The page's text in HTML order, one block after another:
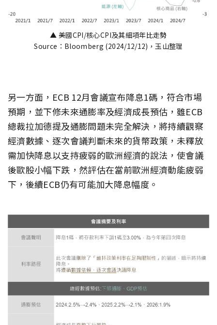
▲ 美國CPI/核心CPI及其細項年比走勢
Source：Bloomberg (2024/12/12)，玉山整理
另一方面，ECB 12月會議宣布降息1碼，符合市場
預期，並下修未來通膨率及經濟成長預估，雖ECB
總裁拉加德提及通膨問題未完全解決，將持續觀察
經濟數據、逐次會議判斷未來的貨幣政策，未釋放
需加快降息以支持疲弱的歐洲經濟的說法，使會議
後歐股小幅下跌，然評估在當前歐洲經濟動能疲弱
下，後續ECB仍有可能加大降息幅度。